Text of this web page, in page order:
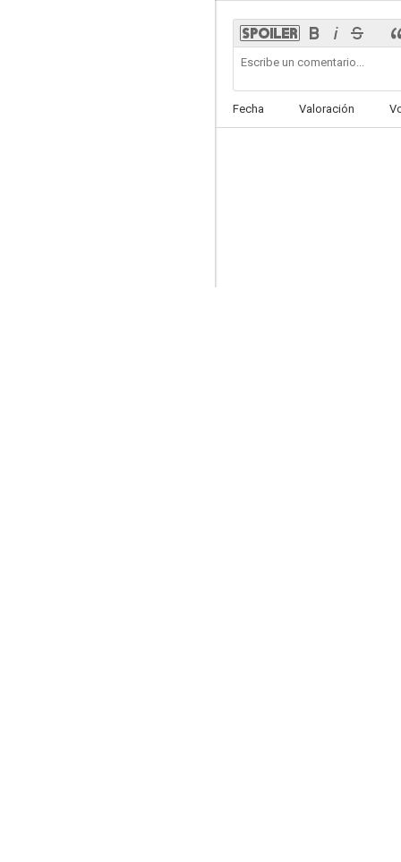
Fecha Valoración